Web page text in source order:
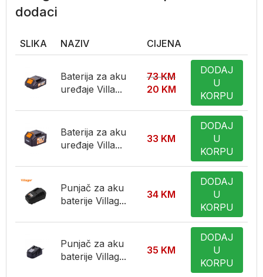
dodaci
SLIKA NAZIV CIJENA
Baterija za aku
uređaje Villa...
73KM
20 KM
DODAJ
U
KORPU
Baterija za aku
uređaje Villa...
33 KM
DODAJ
U
KORPU
Punjač za aku
baterije Villag...
34 KM
DODAJ
U
KORPU
Punjač za aku
baterije Villag...
35 KM
DODAJ
U
KORPU